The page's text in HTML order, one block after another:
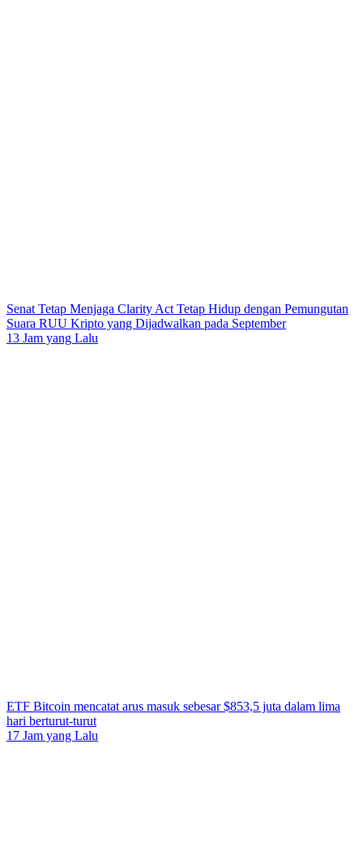
Senat Tetap Menjaga Clarity Act Tetap Hidup dengan Pemungutan
Suara RUU Kripto yang Dijadwalkan pada September
13 Jam yang Lalu
ETF Bitcoin mencatat arus masuk sebesar $853,5 juta dalam lima
hari berturut-turut
17 Jam yang Lalu